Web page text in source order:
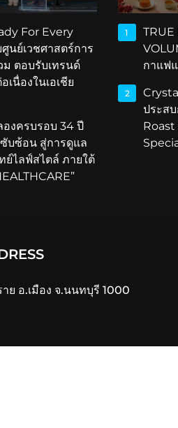
For Every
นย์เวชศาสตร์การ
ตอบรับเทรนด์
นื่องในเอเชีย
องครบรอบ 34 ปี
บซ้อน สู่การดูแล
ย์ไลฟ์สไตล์ ภายใต้
1
TRUE
กาแฟ
2
ประส
Roast
ย อ.เมือง จ.นนทบุรี 1000